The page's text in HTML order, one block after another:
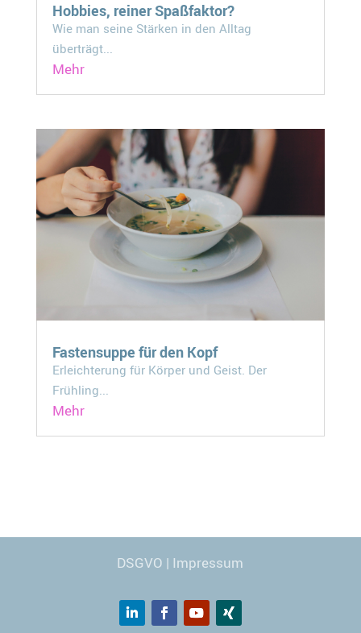
Hobbies, reiner Spaßfaktor?
Wie man seine Stärken in den Alltag
überträgt...
Mehr
Fastensuppe für den Kopf
Erleichterung für Körper und Geist. Der
Frühling...
Mehr
DSGVO | Impressum